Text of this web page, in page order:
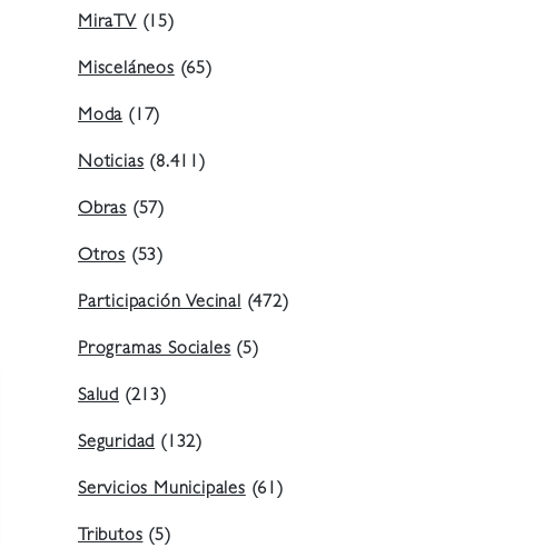
MiraTV(15)
Misceláneos(65)
Moda(17)
Noticias(8.411)
Obras (57)
Otros (53)
Participación Vecinal(472)
Programas Sociales(5)
Salud (213)
Seguridad(132)
Servicios Municipales(61)
Tributos(5)